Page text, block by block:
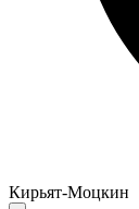
Кирьят-Моцкин